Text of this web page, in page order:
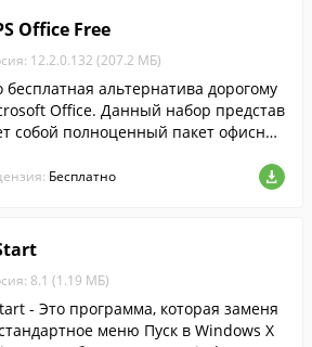
Office Free
12.2.0.132 (207.2 МБ)
бесплатная альтернатива дорогому
Office. Данный набор представ
собой полноценный пакет офисных
Бесплатно
8.1 (1.19 МБ)
- Это программа, которая заменя
меню Пуск в Windows X